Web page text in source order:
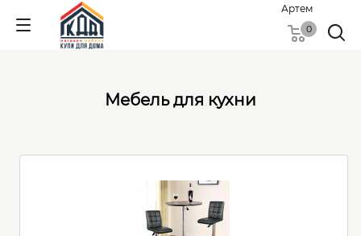
Артем
0
Мебель для кухни